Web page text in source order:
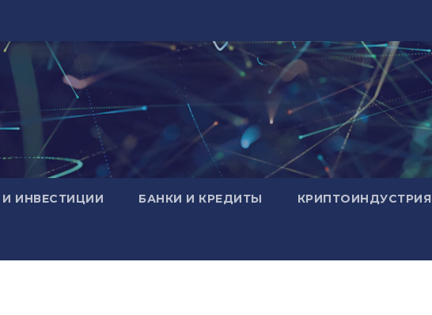
И ИНВЕСТИЦИИ БАНКИ И КРЕДИТЫ КРИПТОИНДУСТРИЯ